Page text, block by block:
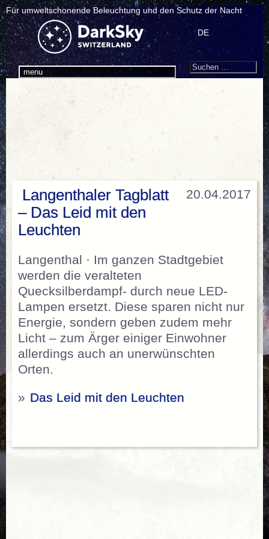
Für umweltschonende Beleuchtung und den Schutz der Nacht
menu
DE
Search
Suchen
20.04.2017
Langenthaler Tagblatt
– Das Leid mit den
Leuchten
Langenthal · Im ganzen Stadtgebiet
werden die veralteten
Quecksilberdampf- durch neue LED-
Lampen ersetzt. Diese sparen nicht nur
Energie, sondern geben zudem mehr
Licht – zum Ärger einiger Einwohner
allerdings auch an unerwünschten
Orten.
» Das Leid mit den Leuchten